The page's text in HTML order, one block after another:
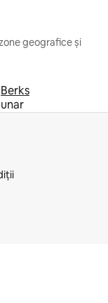
geografice și
Berks